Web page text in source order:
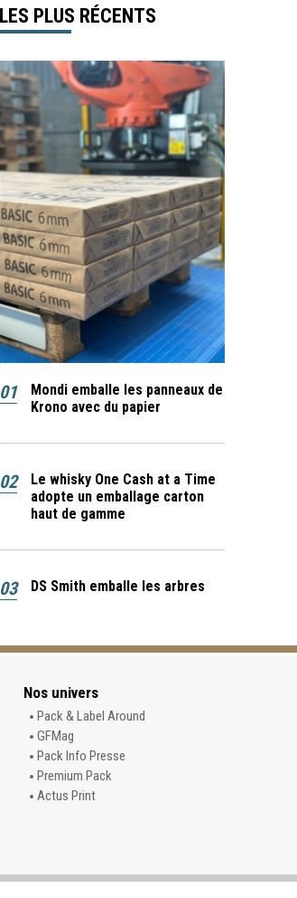
LES PLUS RÉCENTS
01
Mondi emballe les panneaux de
Krono avec du papier
02
Le whisky One Cash at a Time
adopte un emballage carton
haut de gamme
03 DS Smith emballe les arbres
Nos univers
Pack & Label Around
GFMag
Pack Info Presse
Premium Pack
Actus Print